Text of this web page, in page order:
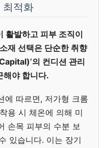
최적화
활발하고 피부 조직이
재 선택은 단순한 취향
의 컨디션 관리
해야 합니다.
에 따르면, 저가형 크롬
용 시 체온에 의해 미
손목 피부의 수분 보
있습니다. 이는 장기